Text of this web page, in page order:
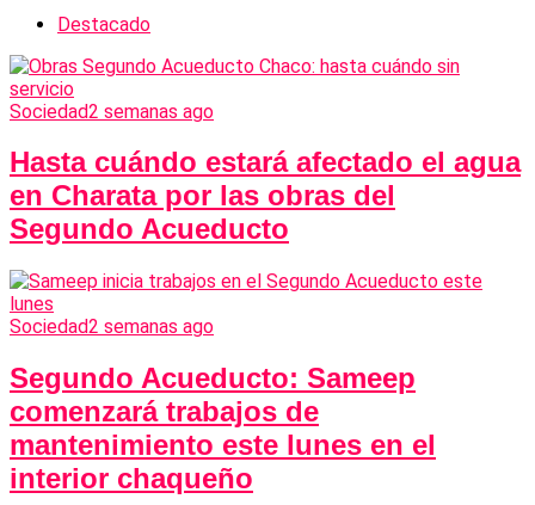
Destacado
Sociedad2 semanas ago
Hasta cuándo estará afectado el agua
en Charata por las obras del
Segundo Acueducto
Sociedad2 semanas ago
Segundo Acueducto: Sameep
comenzará trabajos de
mantenimiento este lunes en el
interior chaqueño